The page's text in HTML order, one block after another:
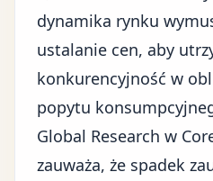
dynamika rynku
ustalanie cen, aby
konkurencyjność w
popytu
Global Research w
zauważa, że spadek